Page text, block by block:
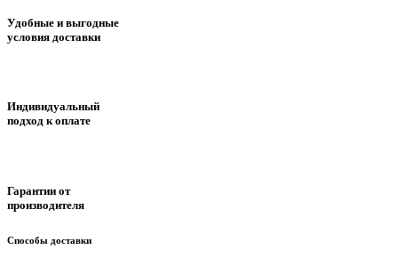
Удобные и выгодные
условия доставки
Индивидуальный
подход к оплате
Гарантии от
производителя
Способы доставки